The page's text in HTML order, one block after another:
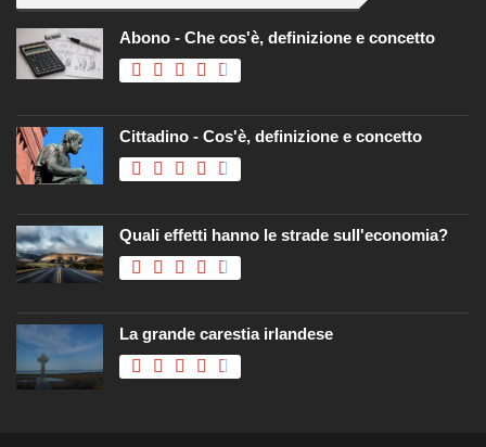
Abono - Che cos'è, definizione e concetto
Cittadino - Cos'è, definizione e concetto
Quali effetti hanno le strade sull'economia?
La grande carestia irlandese